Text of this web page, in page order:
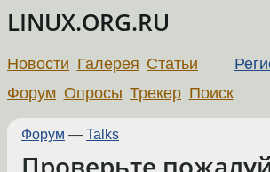
LINUX.ORG.RU
Новости Галерея Статьи
Форум Опросы Трекер Поиск
Форум — Talks